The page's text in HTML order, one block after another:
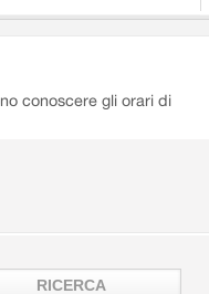
conoscere gli orari di